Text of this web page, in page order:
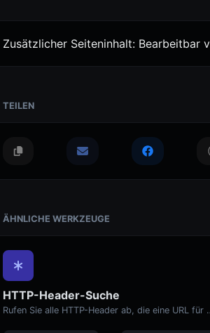
Zusätzlicher Seiteninhalt: Bearbeitbar
TEILEN
ÄHNLICHE WERKZEUGE
HTTP-Header-Suche
Rufen Sie alle HTTP-